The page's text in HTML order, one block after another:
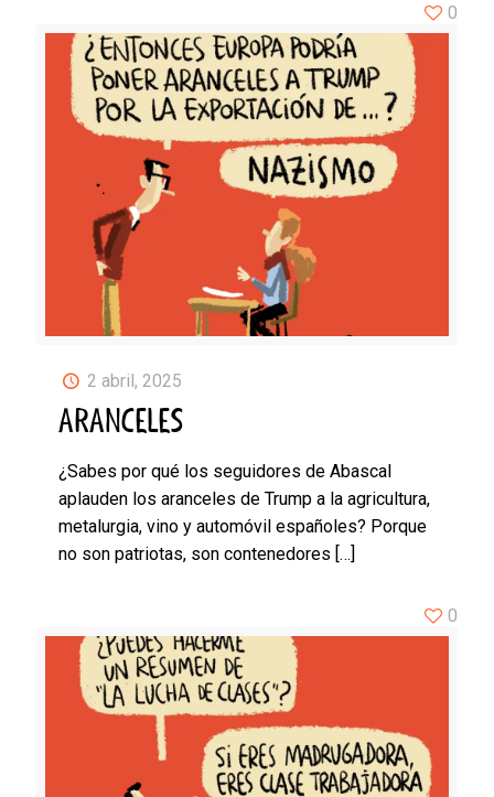
2 abril, 2025
ARANCELES
¿Sabes por qué los seguidores de Abascal
aplauden los aranceles de Trump a la agricultura,
metalurgia, vino y automóvil españoles? Porque
no son patriotas, son contenedores […]
0
0